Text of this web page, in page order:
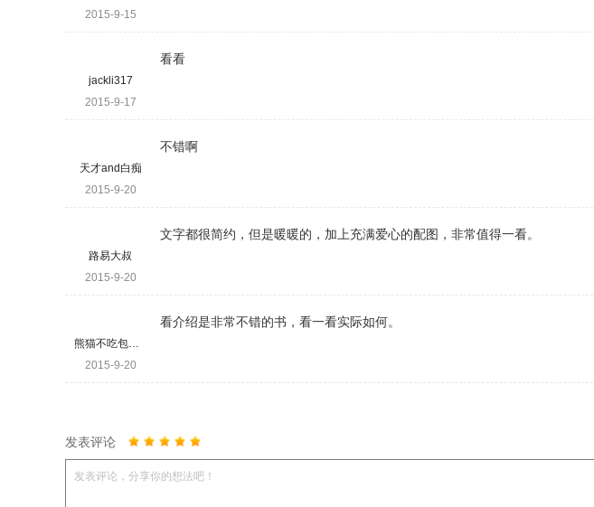
2015-9-15
jackli317
2015-9-17
看看
天才and白痴
2015-9-20
不错啊
路易大叔
2015-9-20
文字都很简约，但是暖暖的，加上充满爱心的配图，非常值得一看。
熊猫不吃包子么
2015-9-20
看介绍是非常不错的书，看一看实际如何。
发表评论
发表评论，分享你的想法吧！